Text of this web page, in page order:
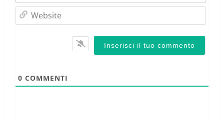
0 COMMENTI